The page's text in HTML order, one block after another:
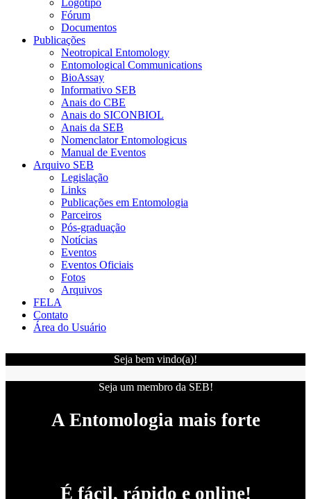
Logotipo
Fórum
Documentos
Publicações
Neotropical Entomology
Entomological Communications
BioAssay
Informativo SEB
Anais do CBE
Anais do SICONBIOL
Anais da SEB
Nomenclator Entomologicus
Manual de Eventos
Arquivo SEB
Legislação
Links
Publicações em Entomologia
Parceiros
Pós-graduação
Notícias
Eventos
Eventos Oficiais
Fotos
Arquivos
FELA
Contato
Área do Usuário
Seja bem vindo(a)!
Seja um membro da SEB!
A Entomologia mais forte
É fácil, rápido e online!